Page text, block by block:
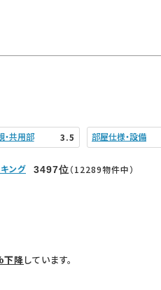
・共用部 3.5 部屋仕様・設備
ング 3497位（12289物件中）
降しています。